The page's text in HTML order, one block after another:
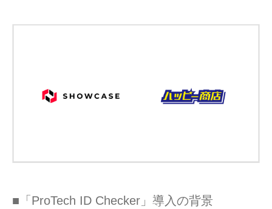
■「ProTech ID Checker」導入の背景